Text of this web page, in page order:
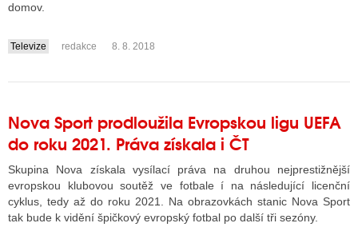
domov.
....
Televize redakce 8. 8. 2018
Nova Sport prodloužila Evropskou ligu UEFA
do roku 2021. Práva získala i ČT
Skupina Nova získala vysílací práva na druhou nejprestižnější
evropskou klubovou soutěž ve fotbale í na následující licenční
cyklus, tedy až do roku 2021. Na obrazovkách stanic Nova Sport
tak bude k vidění špičkový evropský fotbal po další tři sezóny.